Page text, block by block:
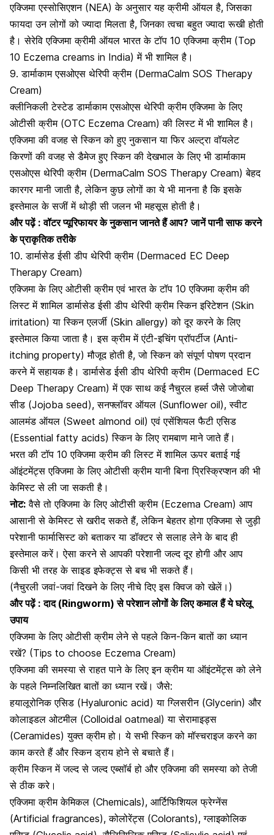
एक्जिमा एस्सोसिएशन (NEA) के अनुसार यह क्रीमी ऑयल है, जिसका
फायदा उन लोगों को ज्यादा मिलता है, जिनकात्वचा बहुत ज्यादा रूखी होती
है। सेरेवि एक्जिमा क्रीमी ऑयल भारत के टॉप 10 एक्जिमा क्रीम (Top
10 Eczema creams in India) में भी शामिल है।
9. डार्माकाम एसओएस थेरिपी क्रीम (DermaCalm SOS Therapy
Cream)
क्लीनिकली टेस्टेड डार्माकाम एसओएस थेरिपी क्रीम एक्जिमा के लिए
ओटीसी क्रीम (OTC Eczema Cream) की लिस्ट में भी शामिल है।
एक्जिमा की वजह से स्किन को हुए नुकसान या फिर अल्ट्रा वॉयलेट
किरणों की वजह से डैमेज हुए स्किन की देखभाल के लिए भी डार्माकाम
एसओएस थेरिपी क्रीम (DermaCalm SOS Therapy Cream) बेहद
कारगर मानी जाती है, लेकिन कुछ लोगों का ये भी मानना है कि इसके
इस्तेमाल के सजीं में थोड़ी सी जलन भी महसूस होती है।
और पढ़ें : वॉटर प्यूरिफायर के नुकसान जानते हैं आप? जानें पानी साफ करने
के प्राकृतिक तरीके
10. डार्मासेड ईसी डीप थेरिपी क्रीम (Dermaced EC Deep
Therapy Cream)
एक्जिमा के लिए ओटीसी क्रीम एवं भारत के टॉप 10 एक्जिमा क्रीम की
लिस्ट में शामिल डार्मासेड ईसी डीप थेरिपी क्रीम स्किन इरिटेशन (Skin
irritation) या स्किन एलर्जी (Skin allergy) को दूर करने के लिए
इस्तेमाल किया जाता है। इस क्रीम में एंटी-इचिंग प्रॉपर्टीज (Anti-
itching property) मौजूद होती है, जो स्किन को संपूर्ण पोषण प्रदान
करने में सहायक है। डार्मासेड ईसी डीप थेरिपी क्रीम (Dermaced EC
Deep Therapy Cream) में एक साथ कई नैचुरल हर्ब्स जैसेजोजोबा
सीड (Jojoba seed), सनफ्लॉवर ऑयल (Sunflower oil), स्वीट
आलमंड ऑयल (Sweet almond oil) एवं एसेंशियल फैटी एसिड
(Essential fatty acids) स्किन के लिए रामबाण माने जाते हैं।
भरत की टॉप 10 एक्जिमा क्रीम की लिस्ट में शामिल ऊपर बताई गई
ऑइंटमेंट्स एक्जिमा के लिए ओटीसी क्रीम यानी बिना प्रिस्क्रिप्शन की भी
केमिस्ट से ली जा सकती है।
नोट: वैसे तो एक्जिमा के लिए ओटीसी क्रीम (Eczema Cream) आप
आसानी से केमिस्ट से खरीद सकते हैं, लेकिन बेहतर होगा एक्जिमा से जुड़ी
परेशानी फार्मासिस्ट को बताकर या डॉक्टर से सलाह लेने के बाद ही
इस्तेमाल करें। ऐसा करने से आपकी परेशानी जल्द दूर होगी और आप
किसी भी तरह के साइड इफेक्ट्स से बच भी सकते हैं।
(नैचुरली जवां-जवां दिखने के लिए नीचे दिए इस क्विज को खेलें।)
और पढ़ें : दाद (Ringworm) से परेशान लोगों के लिए कमाल हैं ये घरेलू
उपाय
एक्जिमा के लिए ओटीसी क्रीम लेने से पहले किन-किन बातों का ध्यान
रखें? (Tips to choose Eczema Cream)
एक्जिमा की समस्या से राहत पाने के लिए इन क्रीम या ऑइंटमेंट्स को लेने
के पहले निम्नलिखित बातों का ध्यान रखें। जैसे:
हयालूरोनिक एसिड (Hyaluronic acid) या ग्लिसरीन (Glycerin) और
कोलाइडल ओटमील (Colloidal oatmeal) या सेरामाइड्स
(Ceramides) युक्त क्रीम हो। ये सभी स्किन को मॉस्चराइज करने का
काम करते हैं औरस्किन ड्राय होने से बचाते हैं।
क्रीम स्किन में जल्द से जल्द एब्सॉर्ब हो और एक्जिमा की समस्या को तेजी
से ठीक करे।
एक्जिमा क्रीम केमिकल (Chemicals), आर्टिफिशियल फ्रेग्नेंस
(Artificial fragrances), कोलोरेंट्स (Colorants), ग्लाइकोलिक